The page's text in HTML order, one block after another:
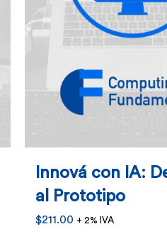
elegir
en
página
de
Innová con IA:
al Prototipo
$211.00 + 2% IVA